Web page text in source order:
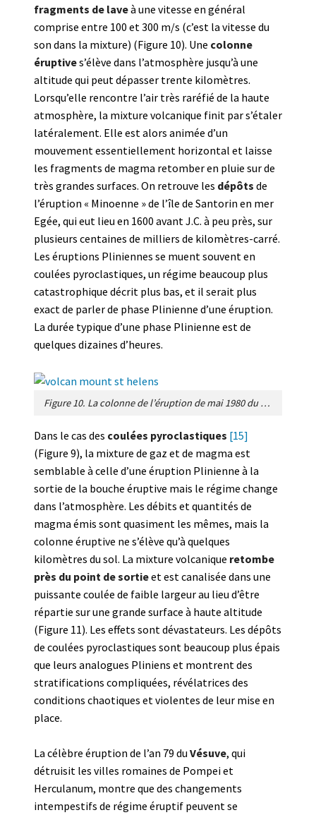
fragments de laveà une vitesse en général
comprise entre 100 et 300 m/s (c’est la vitesse du
son dans la mixture) (Figure 10). Une colonne
éruptives’élève dans l’atmosphère jusqu’à une
altitude qui peut dépasser trente kilomètres.
Lorsqu’elle rencontre l’air très raréfié de la haute
atmosphère, la mixture volcanique finit par s’étaler
latéralement. Elle est alors animée d’un
mouvement essentiellement horizontal et laisse
les fragments de magma retomber en pluie sur de
très grandes surfaces. On retrouve les dépôts de
l’éruption « Minoenne » de l’île de Santorin en mer
Egée, qui eut lieu en 1600 avant J.C. à peu près, sur
plusieurs centaines de milliers de kilomètres-carré.
Les éruptions Pliniennes se muent souvent en
coulées pyroclastiques, un régime beaucoup plus
catastrophique décrit plus bas, et il serait plus
exact de parler de phase Plinienne d’une éruption.
La durée typique d’une phase Plinienne est de
quelques dizaines d’heures.
Figure 10. La colonne de l’éruption de mai 1980 du Mount St Helens, dans L’État de Washington aux USA. Un mélange de gaz et de fragments de magma sort à haute vitesse du conduit volcanique. [Source : United States Geological Survey, domaine public]
Dans le cas des coulées pyroclastiques [15]
(Figure 9), la mixture de gaz et de magma est
semblable à celle d’une éruption Plinienne à la
sortie de la bouche éruptive mais le régime change
dans l’atmosphère. Les débits et quantités de
magma émis sont quasiment les mêmes, mais la
colonne éruptive ne s’élève qu’à quelques
kilomètres du sol. La mixture volcanique retombe
près du point de sortieet est canalisée dans une
puissante coulée de faible largeur au lieu d’être
répartie sur une grande surface à haute altitude
(Figure 11). Les effets sont dévastateurs. Les dépôts
de coulées pyroclastiques sont beaucoup plus épais
que leurs analogues Pliniens et montrent des
stratifications compliquées, révélatrices des
conditions chaotiques et violentes de leur mise en
place.
La célèbre éruption de l’an 79 du Vésuve, qui
détruisit les villes romaines de Pompei et
Herculanum, montre que des changements
intempestifs de régime éruptif peuvent se